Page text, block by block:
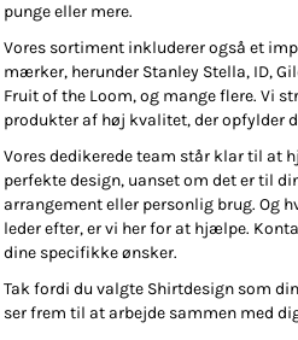
punge eller mere.
Vores sortiment inkluderer også et
mærker, herunder Stanley Stella, ID,
Fruit of the Loom, og mange flere. Vi
produkter af høj kvalitet, der opfylder
Vores dedikerede team står klar til at
perfekte design, uanset om det er til
arrangement eller personlig brug. Og
leder efter, er vi her for at hjælpe.
dine specifikke ønsker.
Tak fordi du valgte Shirtdesign som
ser frem til at arbejde sammen med